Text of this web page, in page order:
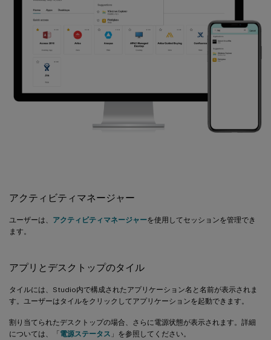
アクティビティマネージャー
ユーザーは、 アクティビティマネージャーを使用してセッションを管理でき
ます。
アプリとデスクトップのタイル
タイルには、Studio内で構成されたアプリケーション名と名前が表示されま
す。ユーザーはタイルをクリックしてアプリケーションを起動できます。
割り当てられたデスクトップの場合、さらに電源状態が表示されます。詳細
については、「 電源ステータス 」を参照してください。